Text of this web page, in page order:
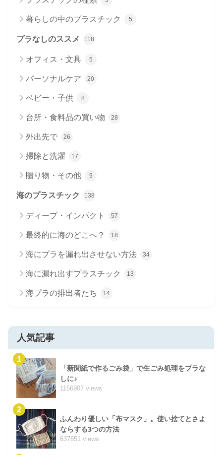
暮らしの中のプラスチック 5
プラなしのススメ 118
オフィス・文具 5
パーソナルケア 20
ベビー・子供 8
台所・食料品の買い物 28
外出先で 26
掃除と洗濯 17
贈り物・その他 9
海のプラスチック 138
ディープ・インパクト 57
最終的に海のどこへ？ 18
海にプラを漏れ出させない方法 34
海に漏れ出すプラスチック 13
海プラの排出者たち 14
人気記事
1
「新聞紙で作るごみ袋」で生ごみ処理をプラな
しに♪
1156907 views
2
ふんわり優しい「布マスク」。使い捨てとさよ
ならする3つの方法
637651 views